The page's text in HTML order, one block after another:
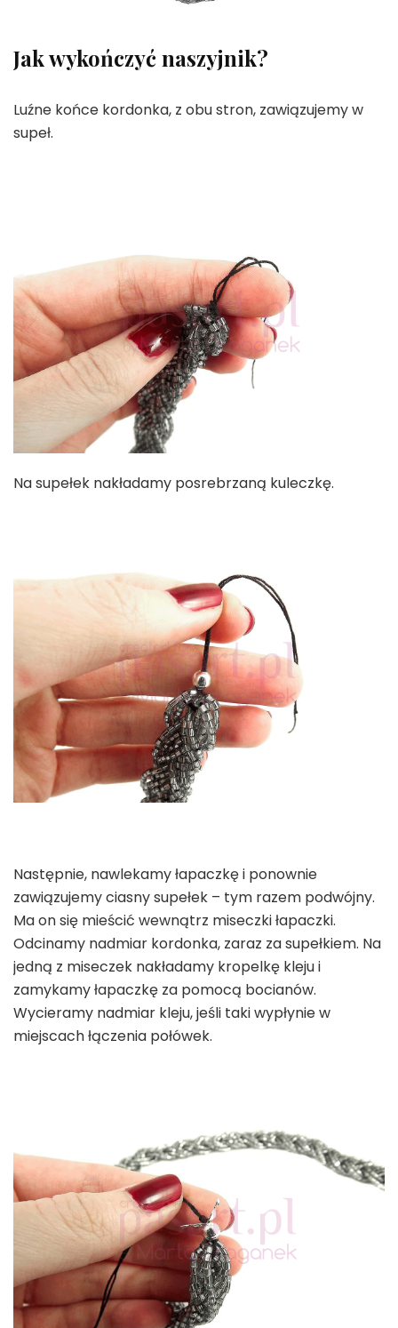
Jak wykończyć naszyjnik?
Luźne końce kordonka, z obu stron, zawiązujemy w
supeł.
Na supełek nakładamy posrebrzaną kuleczkę.
Następnie, nawlekamy łapaczkę i ponownie
zawiązujemy ciasny supełek – tym razem podwójny.
Ma on się mieścić wewnątrz miseczki łapaczki.
Odcinamy nadmiar kordonka, zaraz za supełkiem. Na
jedną z miseczek nakładamy kropelkę kleju i
zamykamy łapaczkę za pomocą bocianów.
Wycieramy nadmiar kleju, jeśli taki wypłynie w
miejscach łączenia połówek.